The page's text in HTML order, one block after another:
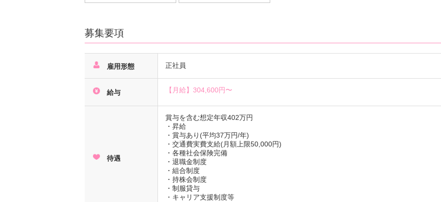
募集要項
雇用形態 正社員
給与 【月給】304,600円〜
待遇
賞与を含む想定年収402万円
・昇給
・賞与あり(平均37万円/年)
・交通費実費支給(月額上限50,000円)
・各種社会保険完備
・退職金制度
・組合制度
・持株会制度
・制服貸与
・キャリア支援制度等